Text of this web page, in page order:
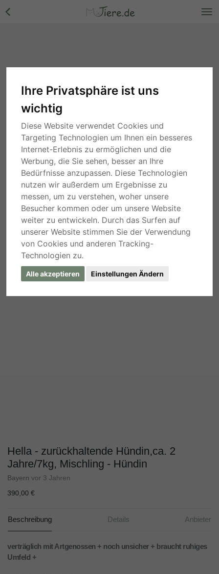
Ihre Privatsphäre ist uns
wichtig
Diese Website verwendet Cookies und
Targeting Technologien um Ihnen ein besseres
Internet-Erlebnis zu ermöglichen und die
Werbung, die Sie sehen, besser an Ihre
Bedürfnisse anzupassen. Diese Technologien
nutzen wir außerdem um Ergebnisse zu
messen, um zu verstehen, woher unsere
Besucher kommen oder um unsere Website
weiter zu entwickeln. Durch das Surfen auf
unserer Website stimmen Sie der Verwendung
von Cookies und anderen Tracking-
Technologien zu.
Alle akzeptieren Einstellungen Ändern
Hella - zurückhaltende Hündin,ca. 2
Jahre/7kg, Mischling - Hündin
Bayern vor 3 Jahren
390,00 €
Beschreibung Details Anbieter
verträglich mit Artgenossen + noch unsicher + braucht ruhiges
Umfeld +